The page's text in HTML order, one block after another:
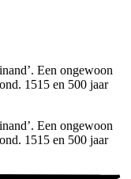
Een ongewoon
1515 en 500 jaar
Een ongewoon
1515 en 500 jaar